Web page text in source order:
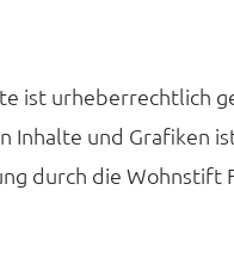
ist urheberrechtlich
Inhalte und Grafiken
durch die Wohnstift